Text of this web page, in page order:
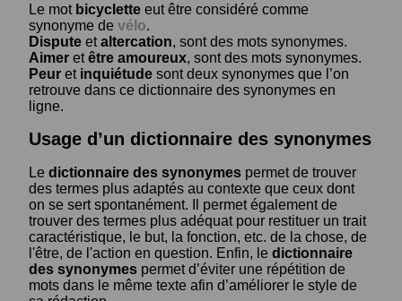
Le mot bicyclette eut être considéré comme
synonyme de vélo.
Dispute etaltercation, sont des mots synonymes.
Aimer etêtre amoureux, sont des mots synonymes.
Peur et inquiétude sont deux synonymes que l’on
retrouve dans ce dictionnaire des synonymes en
ligne.
Usage d’un dictionnaire des synonymes
Le dictionnaire des synonymes permet de trouver
des termes plus adaptés au contexte que ceux dont
on se sert spontanément. Il permet également de
trouver des termes plus adéquat pour restituer un trait
caractéristique, le but, la fonction, etc. de la chose, de
l'être, de l'action en question. Enfin, le dictionnaire
des synonymes permet d’éviter une répétition de
mots dans le même texte afin d’améliorer le style de